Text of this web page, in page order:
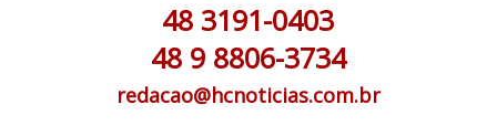
48 3191-0403
48 9 8806-3734
redacao@hcnoticias.com.br